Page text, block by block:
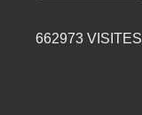
662973 VISITES